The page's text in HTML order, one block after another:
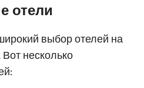
отели
выбор отелей на
несколько